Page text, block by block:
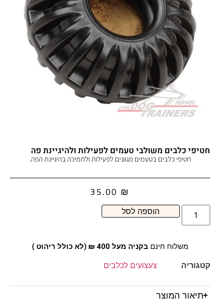
חטיפי כלבים משולבי טעמים לפעילות ולהיגיינת פה
חטיפי כלבים בטעמים מגוונים לפעילות ולתמיכה בהיגיינת הפה.
35.00 ₪
הוספה לסל
משלוח חינם בקניה מעל 400 ₪ (לא כולל ריהוט )
קטגוריה צעצועים לכלבים
תיאור המוצר